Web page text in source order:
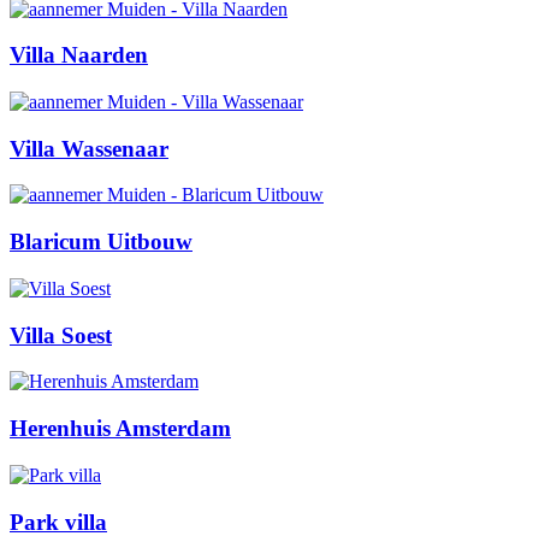
Villa Naarden
Villa Wassenaar
Blaricum Uitbouw
Villa Soest
Herenhuis Amsterdam
Park villa